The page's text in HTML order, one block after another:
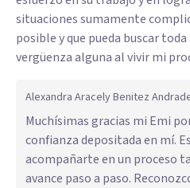
situaciones sumamente
posible y que pueda buscar
vergüenza alguna al vivir mi
Alexandra Aracely Benitez
Muchísimas gracias mi Emi
confianza depositada en mí.
acompañarte en un proceso
avance paso a paso.